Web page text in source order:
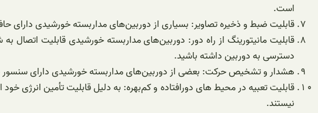
است.
قابلیت ضبط و ذخیره تصاویر: بسیاری از دوربین‌های مداربسته خورشیدی دارای
قابلیت مانیتورینگ از راه دور: دوربین‌های مداربسته خورشیدی قابلیت اتصال
دسترسی به دوربین داشته باشید.
هشدار و تشخیص حرکت: بعضی از دوربین‌های مداربسته خورشیدی دارای
قابلیت تعبیه در محیط های دورافتاده و کم‌بهره: به دلیل قابلیت تأمین
نیستند.